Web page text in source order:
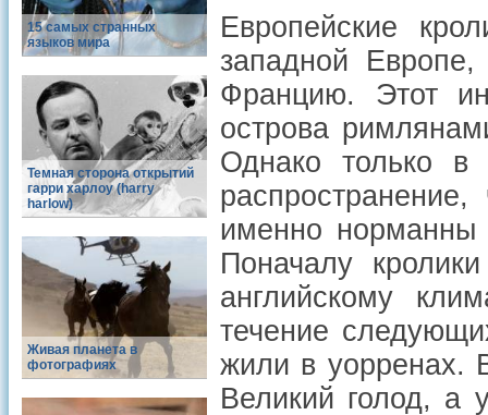
15 самых странных
языков мира
Темная сторона открытий
гарри харлоу (harry
harlow)
Живая планета в
фотографиях
Европейские
западной
Францию. Этот
острова
Однако только в
именно норманны
Поначалу
английскому
течение
жили в уорренах.
Великий голод, а